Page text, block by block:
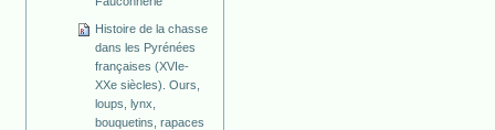
Histoire de la chasse
dans les Pyrénées
françaises (XVIe-
XXe siècles). Ours,
loups, lynx,
bouquetins, rapaces